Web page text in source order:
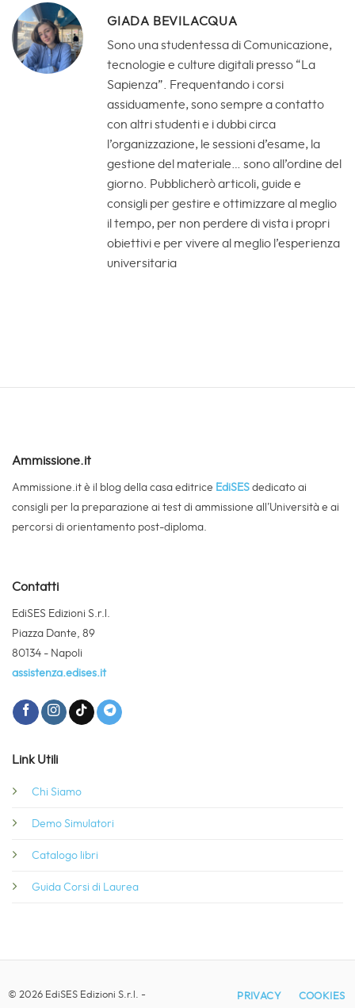
GIADA BEVILACQUA
Sono una studentessa di Comunicazione,
tecnologie e culture digitali presso “La
Sapienza”. Frequentando i corsi
assiduamente, sono sempre a contatto
con altri studenti e i dubbi circa
l’organizzazione, le sessioni d’esame, la
gestione del materiale… sono all’ordine del
giorno. Pubblicherò articoli, guide e
consigli per gestire e ottimizzare al meglio
il tempo, per non perdere di vista i propri
obiettivi e per vivere al meglio l’esperienza
universitaria
Ammissione.it
Ammissione.it è il blog della casa editrice EdiSES dedicato ai
consigli per la preparazione ai test di ammissione all’Università e ai
percorsi di orientamento post-diploma.
Contatti
EdiSES Edizioni S.r.l.
Piazza Dante, 89
80134 - Napoli
assistenza.edises.it
Link Utili
Chi Siamo
Demo Simulatori
Catalogo libri
Guida Corsi di Laurea
© 2026 EdiSES Edizioni S.r.l. - PRIVACY COOKIES